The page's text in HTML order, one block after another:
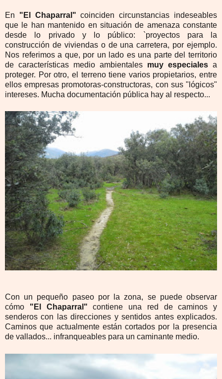
En "El Chaparral" coinciden circunstancias indeseables
que le han mantenido en situación de amenaza constante
desde lo privado y lo público: `proyectos para la
construcción de viviendas o de una carretera, por ejemplo.
Nos referimos a que, por un lado es una parte del territorio
de características medio ambientales muy especiales a
proteger. Por otro, el terreno tiene varios propietarios, entre
ellos empresas promotoras-constructoras, con sus "lógicos"
intereses. Mucha documentación pública hay al respecto...
Con un pequeño paseo por la zona, se puede observar
cómo "El Chaparral" contiene una red de caminos y
senderos con las direcciones y sentidos antes explicados.
Caminos que actualmente están cortados por la presencia
de vallados... infranqueables para un caminante medio.